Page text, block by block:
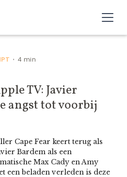
• 4 min
TV: Javier
angst tot voorbij
Cape Fear keert terug als
Bardem als een
Max Cady en Amy
een beladen verleden is deze